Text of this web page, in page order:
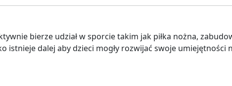
bierze udział w sporcie takim jak piłka nożna,
istnieje dalej aby dzieci mogły rozwijać swoje umiejętności